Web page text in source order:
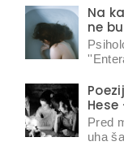
Na
ne
Pred
uha